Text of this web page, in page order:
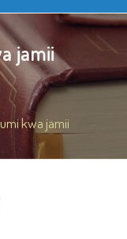
jamii
kwa jamii